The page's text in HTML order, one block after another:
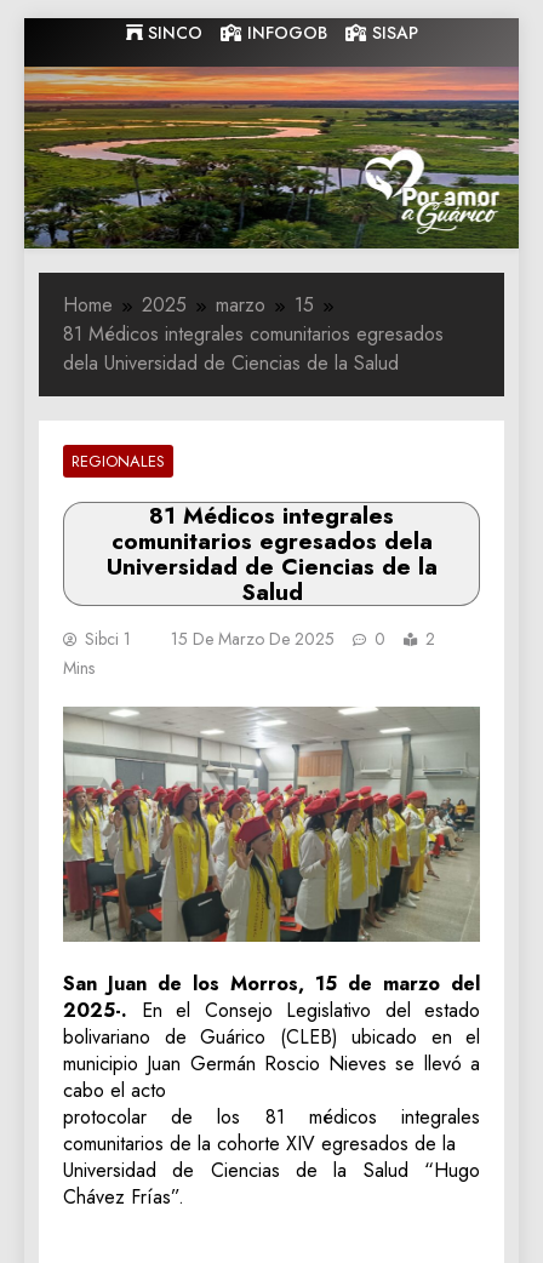
to
content
SINCO INFOGOB SISAP
Gobernacion
de Guarico
Gobernacion de Guarico
Home 2025 marzo
15
81 Médicos integrales comunitarios egresados
dela Universidad de Ciencias de la Salud
REGIONALES
81 Médicos integrales
comunitarios egresados dela
Universidad de Ciencias de la
Salud
Sibci 1 15 De Marzo De 2025 0
2
Mins
San Juan de los Morros, 15 de marzo del
2025-. En el Consejo Legislativo del estado
bolivariano de Guárico (CLEB) ubicado en el
municipio Juan Germán Roscio Nieves se llevó a
cabo el acto
protocolar de los 81 médicos integrales
comunitarios de la cohorte XIV egresados de la
Universidad de Ciencias de la Salud “Hugo
Chávez Frías”.